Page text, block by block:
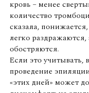
кровь – менее
количество
сказала,
легко
обостряются.
Если это учитывать,
проведение
«этих дней» может